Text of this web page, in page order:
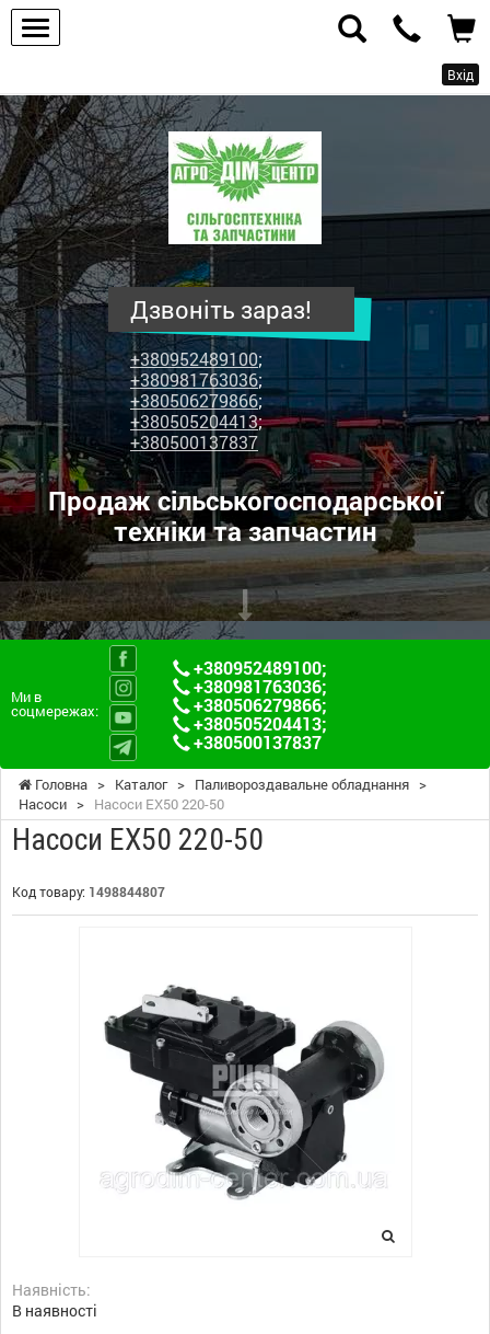
Вхід
ПП
"Агродім-
центр"
-
продаж
сільськогосподарської
техніки
та
запчастин
Дзвоніть зараз!
+380952489100;
+380981763036;
+380506279866;
+380505204413;
+380500137837
Продаж сільськогосподарської
техніки та запчастин
Ми в
соцмережах:
+380952489100;
+380981763036;
+380506279866;
+380505204413;
+380500137837
Головна > Каталог > Паливороздавальне обладнання >
Насоси > Насоси ЕХ50 220-50
Насоси ЕХ50 220-50
Код товару: 1498844807
Наявність:
В наявності